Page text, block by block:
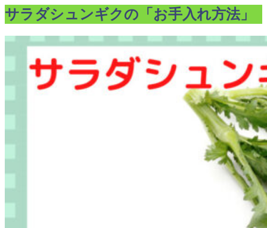
サラダシュンギクの「お手入れ方法」